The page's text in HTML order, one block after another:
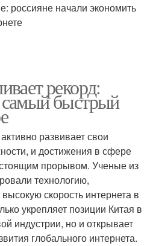
россияне начали экономить
рекорд:
самый быстрый
развивает свои
и достижения в сфере
прорывом. Ученые из
технологию,
скорость интернета в
укрепляет позиции Китая в
индустрии, но и открывает
глобального интернета.